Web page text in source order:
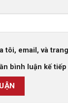
tôi, email, và
bình luận kế tiếp